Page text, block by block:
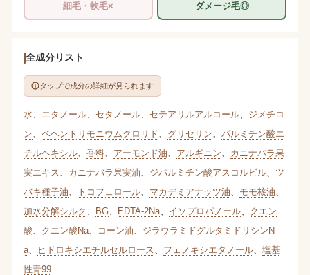
細毛・軟毛× ダメージ毛◎
全成分リスト
タップで成分の詳細が見られます
水 エタノール、 セタノール、 セテアリルアルコール、 ジメチコ
ン
ベヘントリモニウムクロリド グリセリン
パルミチン酸エ
チルヘキシル、 香料、 アーモンド油 アルギニン
カニナバラ果
実エキス
カニナバラ果実油 ジパルミチン酸アスコルビル、 ツ
バキ種子油
トコフェロール、 マカデミアナッツ油 モモ核油
加水分解シルク
BG、 EDTA-2Na、 イソプロパノール、 クエン
酸
クエン酸Na、 コーン油
ジラウラミドグルタミドリシンN
a、 ヒドロキシエチルセルロース フェノキシエタノール、 塩基
性青99